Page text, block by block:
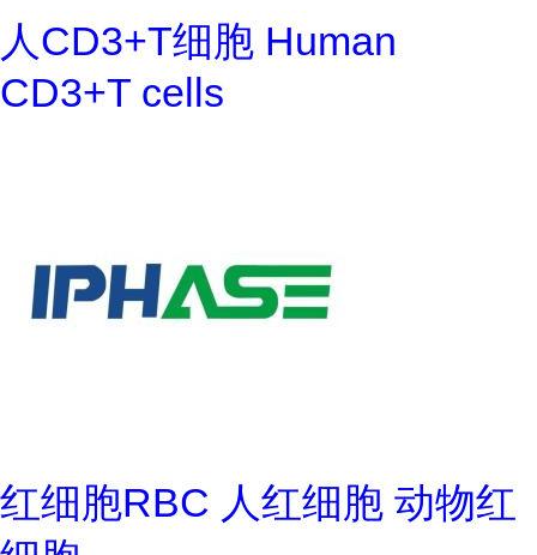
人CD3+T细胞 Human
CD3+T cells
红细胞RBC 人红细胞 动物红